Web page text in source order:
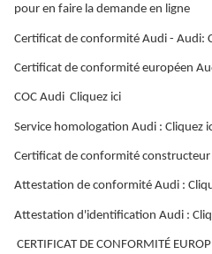
pour en faire la demande en ligne
Certificat de conformité Audi - Audi:
Certificat de conformité européen
COC Audi Cliquez ici
Service homologation Audi : Cliquez
Certificat de conformité constructeur
Attestation de conformité Audi :
Attestation d'identification Audi :
CERTIFICAT DE CONFORMITÉ